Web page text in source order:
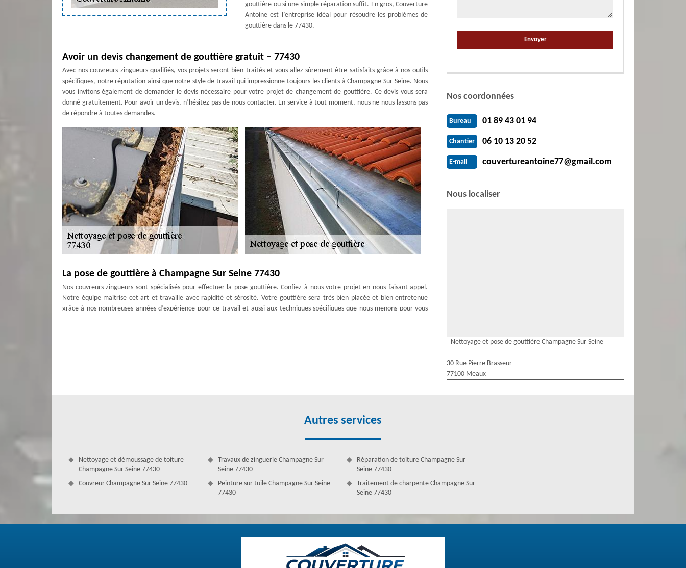
gouttière ou si une simple réparation suffit. En gros, Couverture
Antoine est l’entreprise idéal pour résoudre les problèmes de
gouttière dans le 77430.
Avoir un devis changement de gouttière gratuit – 77430
Avec nos couvreurs zingueurs qualifiés, vos projets seront bien traités et vous allez sûrement être satisfaits grâce à nos outils
spécifiques, notre réputation ainsi que notre style de travail qui impressionne toujours les clients à Champagne Sur Seine. Nous
vous invitons également de demander le devis nécessaire pour votre projet de changement de gouttière. Ce devis vous sera
donné gratuitement. Pour avoir un devis, n’hésitez pas de nous contacter. En service à tout moment, nous ne nous lassons pas
de répondre à toutes demandes.
La pose de gouttière à Champagne Sur Seine 77430
Nos couvreurs zingueurs sont spécialisés pour effectuer la pose gouttière. Confiez à nous votre projet en nous faisant appel.
Notre équipe maitrise cet art et travaille avec rapidité et sérosité. Votre gouttière sera très bien placée et bien entretenue
grâce à nos nombreuses années d’expérience pour ce travail et aussi aux techniques spécifiques que nous menons pour vous
Nos coordonnées
Bureau 01 89 43 01 94
Chantier 06 10 13 20 52
E-mail couvertureantoine77@gmail.com
Nous localiser
Nettoyage et pose de gouttière Champagne Sur Seine
30 Rue Pierre Brasseur
77100 Meaux
Autres services
Nettoyage et démoussage de toiture
Champagne Sur Seine 77430
Couvreur Champagne Sur Seine 77430
Travaux de zinguerie Champagne Sur
Seine 77430
Peinture sur tuile Champagne Sur Seine
77430
Réparation de toiture Champagne Sur
Seine 77430
Traitement de charpente Champagne Sur
Seine 77430